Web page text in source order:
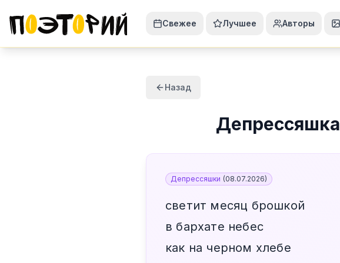
Свежее Лучшее Авторы
Назад
Депрессяшка
Депрессяшки (08.07.2026)
светит месяц брошкой
в бархате небес
как на черном хлебе